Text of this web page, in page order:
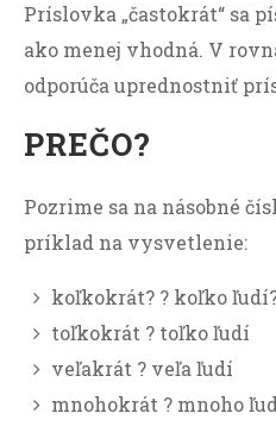
Príslovka „častokrát“ sa
ako menej vhodná. V
odporúča uprednostniť
PREČO?
Pozrime sa na násobné
príklad na vysvetlenie:
koľkokrát? ? koľko
toľkokrát ? toľko ľudí
veľakrát ? veľa ľudí
mnohokrát ? mnoho